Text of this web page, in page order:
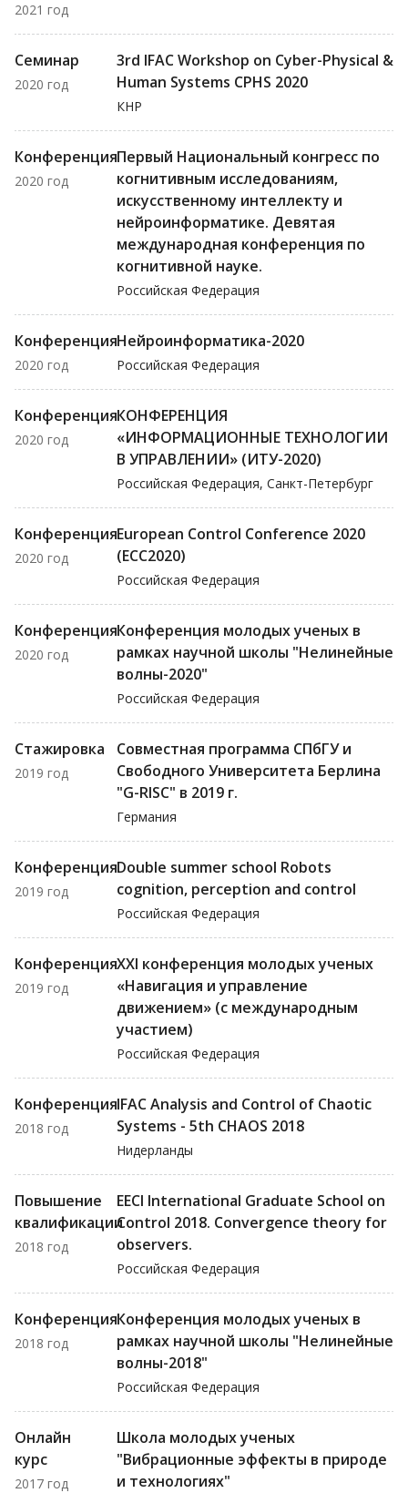
2021 год
Семинар
2020 год
3rd IFAC Workshop on Cyber-Physical &
Human Systems CPHS 2020
КНР
Конференция
2020 год
Первый Национальный конгресс по
когнитивным исследованиям,
искусственному интеллекту и
нейроинформатике. Девятая
международная конференция по
когнитивной науке.
Российская Федерация
Конференция
2020 год
Нейроинформатика-2020
Российская Федерация
Конференция
2020 год
КОНФЕРЕНЦИЯ
«ИНФОРМАЦИОННЫЕ ТЕХНОЛОГИИ
В УПРАВЛЕНИИ» (ИТУ-2020)
Российская Федерация, Санкт-Петербург
Конференция
2020 год
European Control Conference 2020
(ECC2020)
Российская Федерация
Конференция
2020 год
Конференция молодых ученых в
рамках научной школы "Нелинейные
волны-2020"
Российская Федерация
Стажировка
2019 год
Совместная программа СПбГУ и
Свободного Университета Берлина
"G-RISC" в 2019 г.
Германия
Конференция
2019 год
Double summer school Robots
cognition, perception and control
Российская Федерация
Конференция
2019 год
XXI конференция молодых ученых
«Навигация и управление
движением» (с международным
участием)
Российская Федерация
Конференция
2018 год
IFAC Analysis and Control of Chaotic
Systems - 5th CHAOS 2018
Нидерланды
Повышение
квалификации
2018 год
EECI International Graduate School on
Control 2018. Convergence theory for
observers.
Российская Федерация
Конференция
2018 год
Конференция молодых ученых в
рамках научной школы "Нелинейные
волны-2018"
Российская Федерация
Онлайн
курс
2017 год
Школа молодых ученых
"Вибрационные эффекты в природе
и технологиях"